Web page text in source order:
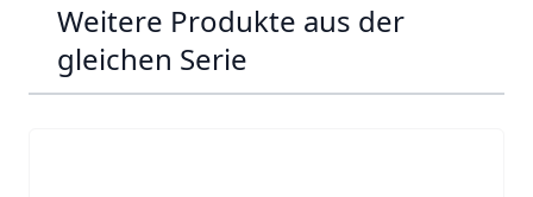
Weitere Produkte aus der
gleichen Serie